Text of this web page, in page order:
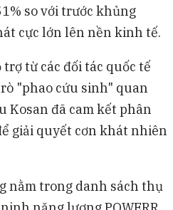
so với trước khủng
cực lớn lên nền kinh tế.
từ các đối tác quốc tế
"phao cứu sinh" quan
Kosan đã cam kết phân
giải quyết cơn khát nhiên
nằm trong danh sách thụ